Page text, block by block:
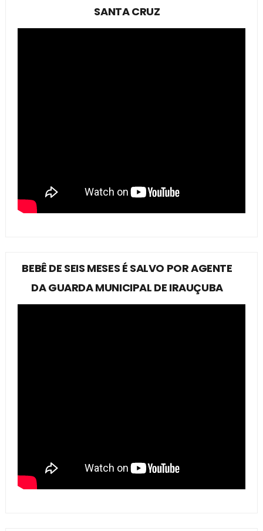
SANTA CRUZ
BEBÊ DE SEIS MESES É SALVO POR AGENTE
DA GUARDA MUNICIPAL DE IRAUÇUBA